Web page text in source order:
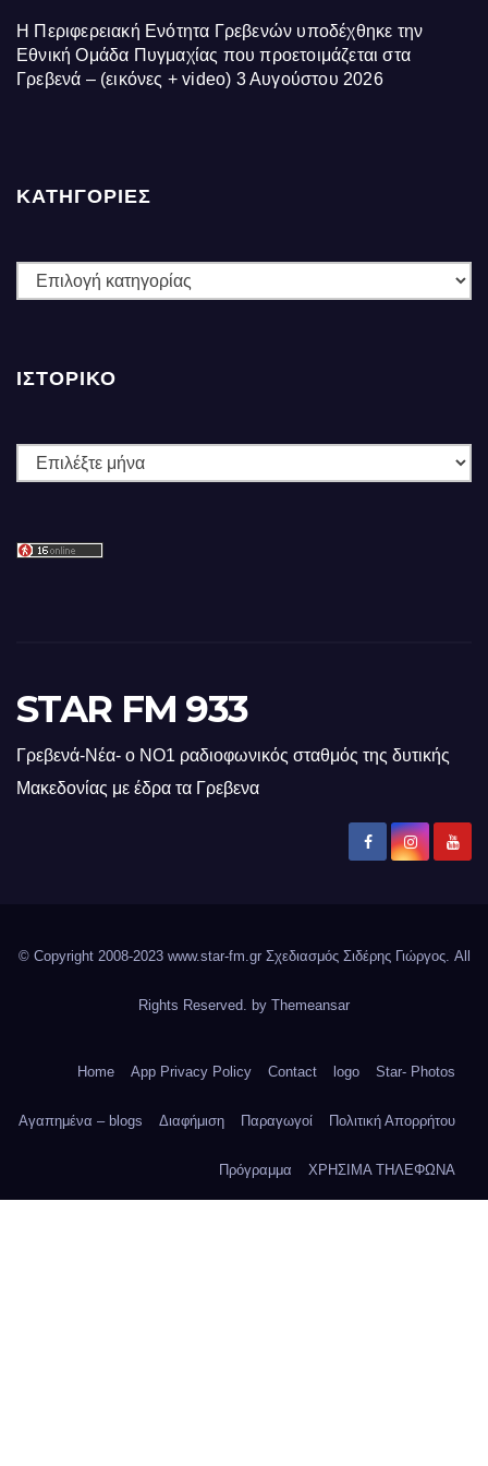
Η Περιφερειακή Ενότητα Γρεβενών υποδέχθηκε την
Εθνική Ομάδα Πυγμαχίας που προετοιμάζεται στα
Γρεβενά – (εικόνες + video) 3 Αυγούστου 2026
ΚΑΤΗΓΟΡΙΕΣ
ΚΑΤΗΓΟΡΙΕΣ
ΙΣΤΟΡΙΚΌ
Ιστορικό
STAR FM 933
Γρεβενά-Νέα- ο ΝΟ1 ραδιοφωνικός σταθμός της δυτικής
Μακεδονίας με έδρα τα Γρεβενα
© Copyright 2008-2023 www.star-fm.gr Σχεδιασμός Σιδέρης Γιώργος. All
Rights Reserved. by Themeansar
Home App Privacy Policy Contact logo Star- Photos
Αγαπημένα – blogs Διαφήμιση Παραγωγοί Πολιτική Απορρήτου
Πρόγραμμα ΧΡΗΣΙΜΑ ΤΗΛΕΦΩΝΑ